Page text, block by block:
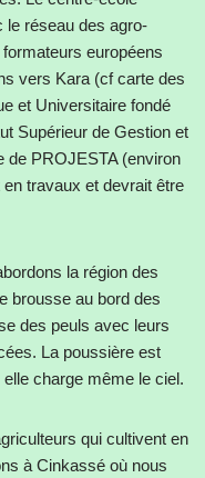
le réseau des agro-
européens
vers Kara (cf carte des
et Universitaire fondé
Supérieur de Gestion et
de PROJESTA (environ
travaux et devrait être
la région des
brousse au bord des
des peuls avec leurs
La poussière est
charge même le ciel.
qui cultivent en
à Cinkassé où nous